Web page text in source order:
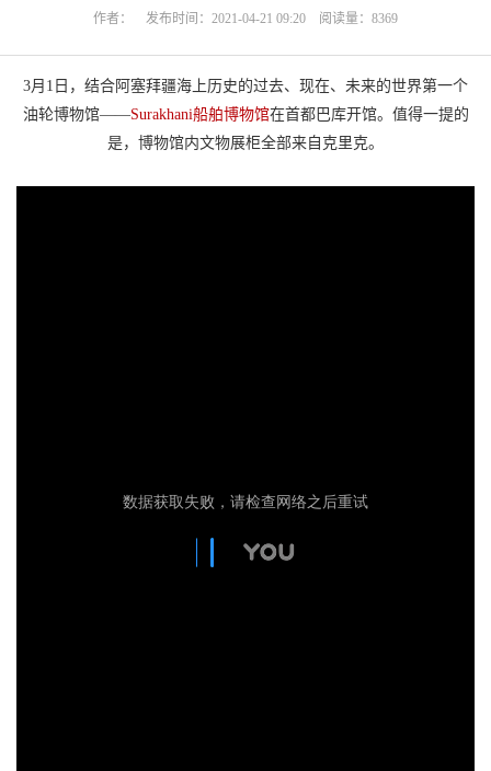
作者： 发布时间：2021-04-21 09:20 阅读量：8369
3月1日，结合阿塞拜疆海上历史的过去、现在、未来的世界第一个
油轮博物馆——Surakhani船舶博物馆在首都巴库开馆。值得一提的
是，博物馆内文物展柜全部来自克里克。